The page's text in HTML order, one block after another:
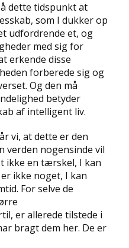
dette tidspunkt at
som I dukker op
udfordrende et, og
med sig for
erkende disse
forberede sig og
Og den må
betyder
af intelligent liv.
vi, at dette er den
verden nogensinde vil
ikke en tærskel, I kan
ikke noget, I kan
For selve de
er allerede tilstede i
bragt dem her. De er